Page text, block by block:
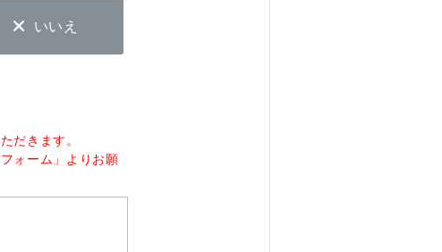
いいえ
だきます。
ォーム」よりお願